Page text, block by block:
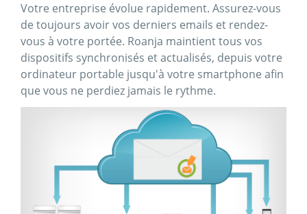
Votre entreprise évolue rapidement. Assurez-vous
de toujours avoir vos derniers emails et rendez-
vous à votre portée. Roanja maintient tous vos
dispositifs synchronisés et actualisés, depuis votre
ordinateur portable jusqu'à votre smartphone afin
que vous ne perdiez jamais le rythme.